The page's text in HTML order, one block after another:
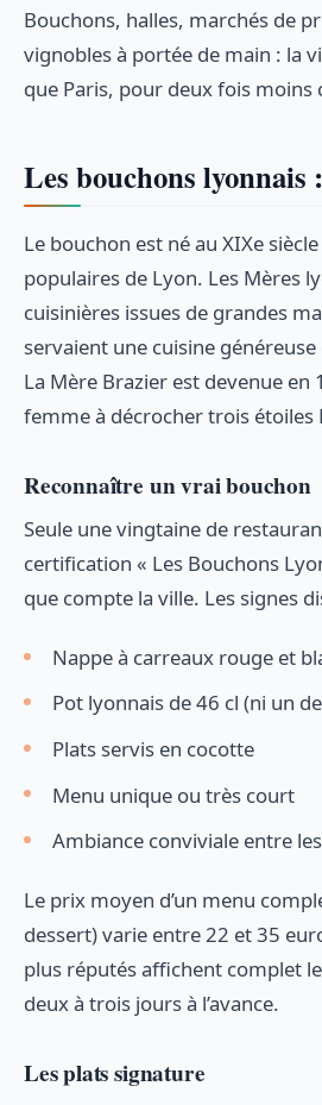
Bouchons, halles, marchés de
vignobles à portée de main : la
que Paris, pour deux fois moins
Les bouchons
Le bouchon est né au XIXe
populaires de Lyon. Les Mères
cuisinières issues de grandes
servaient une cuisine
La Mère Brazier est devenue en
femme à décrocher trois étoiles
Reconnaître un vrai bouchon
Seule une vingtaine de
certification « Les Bouchons
que compte la ville. Les signes
Nappe à carreaux rouge et
Pot lyonnais de 46 cl (ni un
Plats servis en cocotte
Menu unique ou très court
Ambiance conviviale entre
Le prix moyen d’un menu
dessert) varie entre 22 et 35
plus réputés affichent complet
deux à trois jours à l’avance.
Les plats signature